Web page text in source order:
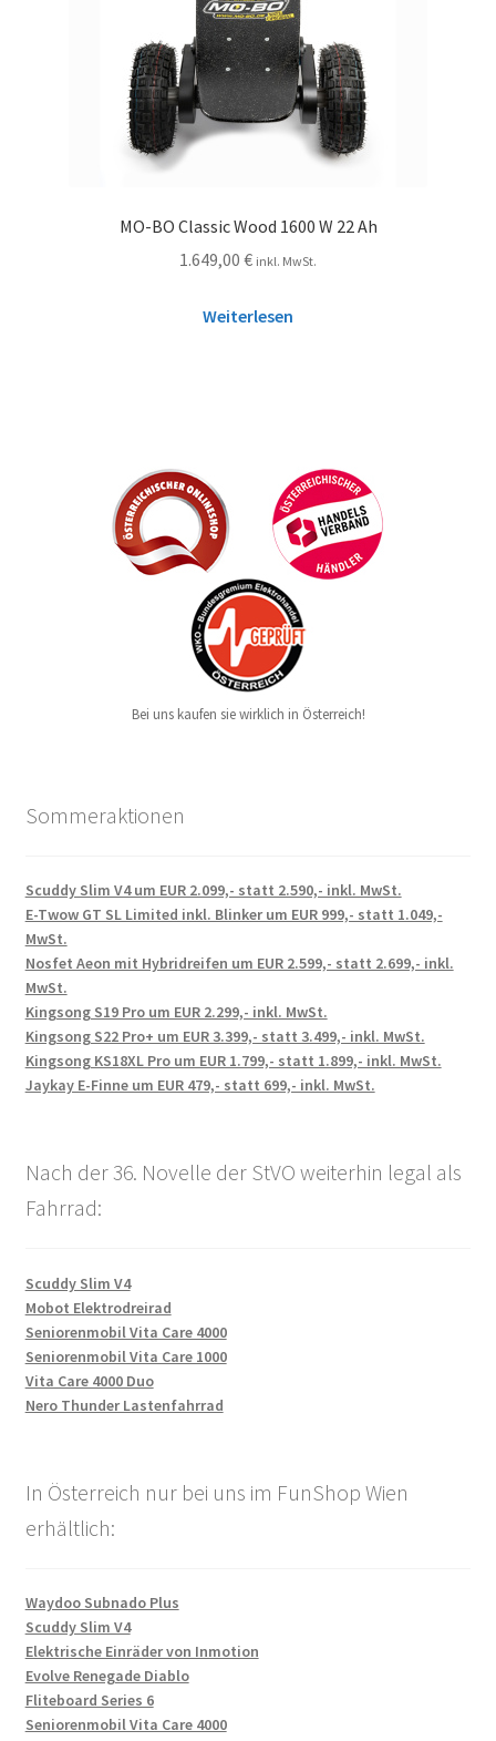
MO-BO Classic Wood 1600 W 22 Ah
1.649,00 € inkl. MwSt.
Weiterlesen
Bei uns kaufen sie wirklich in Österreich!
Sommeraktionen
Scuddy Slim V4 um EUR 2.099,- statt 2.590,- inkl. MwSt.
E-Twow GT SL Limited inkl. Blinker um EUR 999,- statt 1.049,-
MwSt.
Nosfet Aeon mit Hybridreifen um EUR 2.599,- statt 2.699,- inkl.
MwSt.
Kingsong S19 Pro um EUR 2.299,- inkl. MwSt.
Kingsong S22 Pro+ um EUR 3.399,- statt 3.499,- inkl. MwSt.
Kingsong KS18XL Pro um EUR 1.799,- statt 1.899,- inkl. MwSt.
Jaykay E-Finne um EUR 479,- statt 699,- inkl. MwSt.
Nach der 36. Novelle der StVO weiterhin legal als
Fahrrad:
Scuddy Slim V4
Mobot Elektrodreirad
Seniorenmobil Vita Care 4000
Seniorenmobil Vita Care 1000
Vita Care 4000 Duo
Nero Thunder Lastenfahrrad
In Österreich nur bei uns im FunShop Wien
erhältlich:
Waydoo Subnado Plus
Scuddy Slim V4
Elektrische Einräder von Inmotion
Evolve Renegade Diablo
Fliteboard Series 6
Seniorenmobil Vita Care 4000